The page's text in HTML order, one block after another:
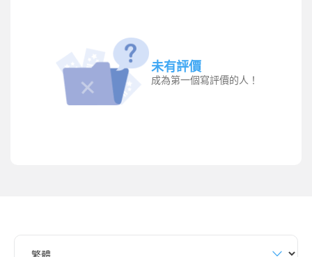
未有評價
成為第一個寫評價的人！